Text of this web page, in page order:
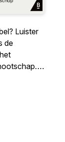
Luister
de
of